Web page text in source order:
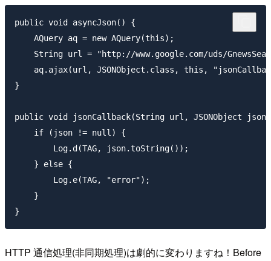
public void asyncJson() {
    AQuery aq = new AQuery(this);
String url = "http://www.google.com/uds/
aq.ajax(url, JSONObject.class, this,
}
public void jsonCallback(String url, JSONObject
    if (json != null) {
        Log.d(TAG, json.toString());
    } else {
        Log.e(TAG, "error");
    }
HTTP 通信処理(非同期処理)は劇的に変わりますね！Before